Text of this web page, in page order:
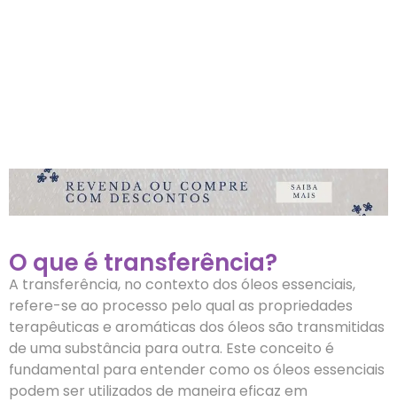
O que é transferência?
A transferência, no contexto dos óleos essenciais,
refere-se ao processo pelo qual as propriedades
terapêuticas e aromáticas dos óleos são transmitidas
de uma substância para outra. Este conceito é
fundamental para entender como os óleos essenciais
podem ser utilizados de maneira eficaz em